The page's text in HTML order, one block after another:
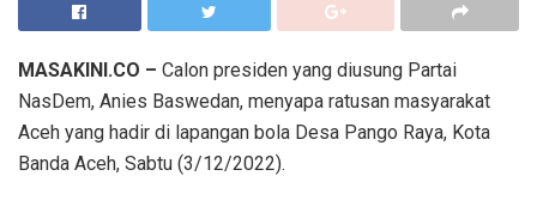
MASAKINI.CO – Calon presiden yang diusung Partai
NasDem, Anies Baswedan, menyapa ratusan masyarakat
Aceh yang hadir di lapangan bola Desa Pango Raya, Kota
Banda Aceh, Sabtu (3/12/2022).